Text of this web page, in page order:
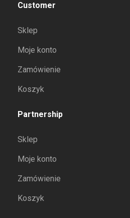
Customer
Sklep
Moje konto
Zamówienie
Koszyk
Partnership
Sklep
Moje konto
Zamówienie
Koszyk